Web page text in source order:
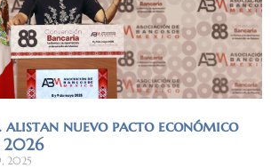
alistan nuevo pacto económico
2026
2025